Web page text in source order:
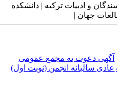
و ادبیات ترکیه | دانشکده
جهان |
آگهی دعوت به مجمع عمومی
سالیانه انجمن (نوبت اول)